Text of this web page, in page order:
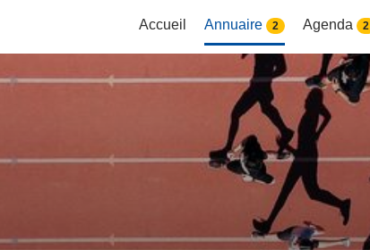
Accueil Annuaire 2 Agenda 2